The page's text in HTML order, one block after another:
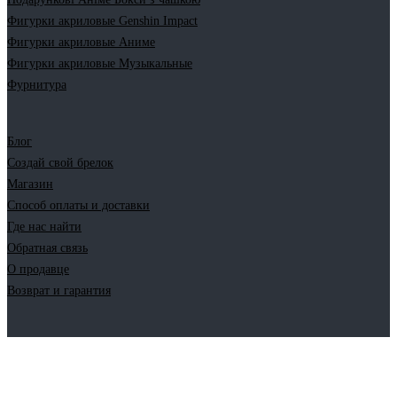
Фигурки акриловые Genshin Impact
Фигурки акриловые Аниме
Фигурки акриловые Музыкальные
Фурнитура
Блог
Создай свой брелок
Магазин
Способ оплаты и доставки
Где нас найти
Обратная связь
О продавце
Возврат и гарантия